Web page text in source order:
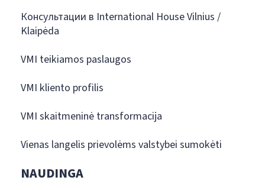
Консультации в International House Vilnius /
Klaipėda
VMI teikiamos paslaugos
VMI kliento profilis
VMI skaitmeninė transformacija
Vienas langelis prievolėms valstybei sumokėti
NAUDINGA